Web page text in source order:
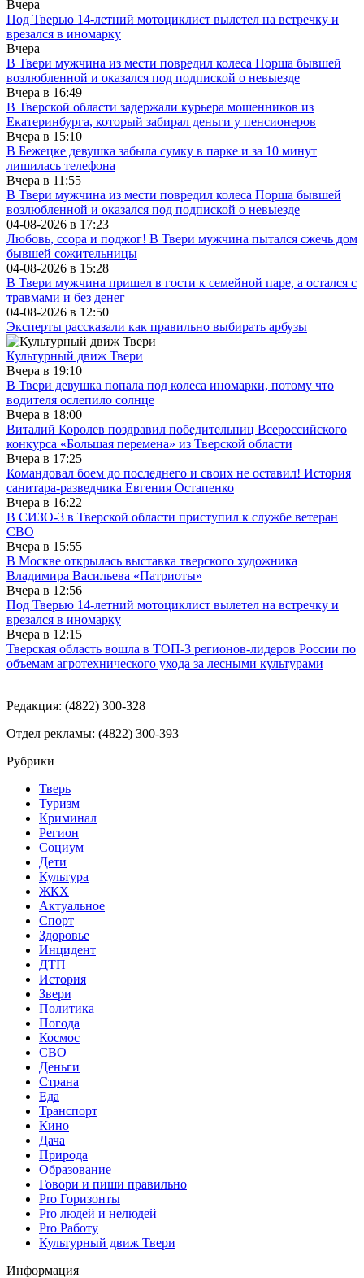
Вчера
Под Тверью 14-летний мотоциклист вылетел на встречку и
врезался в иномарку
Вчера
В Твери мужчина из мести повредил колеса Порша бывшей
возлюбленной и оказался под подпиской о невыезде
Вчера в 16:49
В Тверской области задержали курьера мошенников из
Екатеринбурга, который забирал деньги у пенсионеров
Вчера в 15:10
В Бежецке девушка забыла сумку в парке и за 10 минут
лишилась телефона
Вчера в 11:55
В Твери мужчина из мести повредил колеса Порша бывшей
возлюбленной и оказался под подпиской о невыезде
04-08-2026 в 17:23
Любовь, ссора и поджог! В Твери мужчина пытался сжечь дом
бывшей сожительницы
04-08-2026 в 15:28
В Твери мужчина пришел в гости к семейной паре, а остался с
травмами и без денег
04-08-2026 в 12:50
Эксперты рассказали как правильно выбирать арбузы
Культурный движ Твери
Вчера в 19:10
В Твери девушка попала под колеса иномарки, потому что
водителя ослепило солнце
Вчера в 18:00
Виталий Королев поздравил победительниц Всероссийского
конкурса «Большая перемена» из Тверской области
Вчера в 17:25
Командовал боем до последнего и своих не оставил! История
санитара-разведчика Евгения Остапенко
Вчера в 16:22
В СИЗО-3 в Тверской области приступил к службе ветеран
СВО
Вчера в 15:55
В Москве открылась выставка тверского художника
Владимира Васильева «Патриоты»
Вчера в 12:56
Под Тверью 14-летний мотоциклист вылетел на встречку и
врезался в иномарку
Вчера в 12:15
Тверская область вошла в ТОП-3 регионов-лидеров России по
объемам агротехнического ухода за лесными культурами
Редакция: (4822) 300-328
Отдел рекламы: (4822) 300-393
Рубрики
Тверь
Туризм
Криминал
Регион
Социум
Дети
Культура
ЖКХ
Актуальное
Спорт
Здоровье
Инцидент
ДТП
История
Звери
Политика
Погода
Космос
СВО
Деньги
Страна
Еда
Транспорт
Кино
Дача
Природа
Образование
Говори и пиши правильно
Pro Горизонты
Pro людей и нелюдей
Pro Работу
Культурный движ Твери
Информация